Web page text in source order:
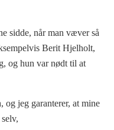
sidde, når man væver så
Berit Hjelholt,
og hun var nødt til at
jeg garanterer, at mine